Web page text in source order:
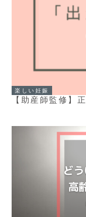
楽しい妊娠
【助産師監修】